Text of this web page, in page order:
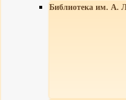
Библиотека им. А.